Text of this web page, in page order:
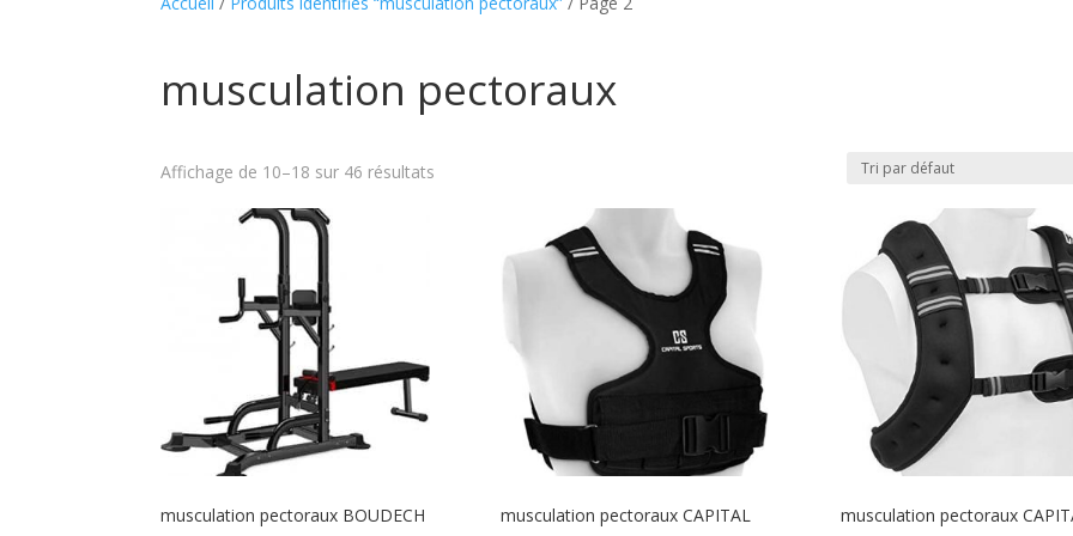
musculation pectoraux
Affichage de 10–18 sur 46 résultats
musculation pectoraux BOUDECH musculation pectoraux CAPITAL musculation pectoraux